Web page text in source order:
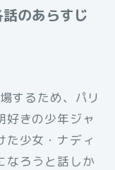
のあらすじ
するため、パリ
好きの少年ジャ
た少女・ナディ
なろうと話しか